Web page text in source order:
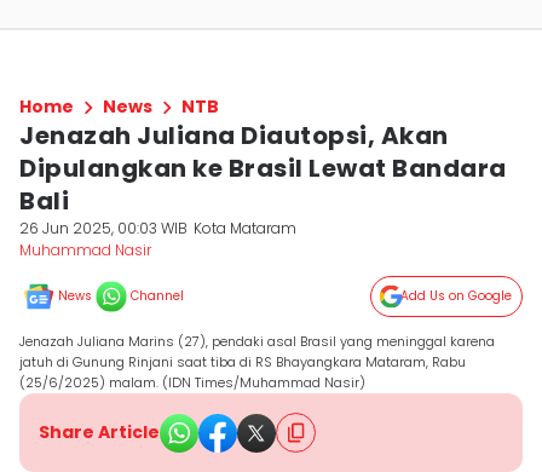
Home News NTB
Jenazah Juliana Diautopsi, Akan
Dipulangkan ke Brasil Lewat Bandara
Bali
26 Jun 2025, 00:03 WIB Kota Mataram
Muhammad Nasir
News Channel Add Us on Google
Jenazah Juliana Marins (27), pendaki asal Brasil yang meninggal karena
jatuh di Gunung Rinjani saat tiba di RS Bhayangkara Mataram, Rabu
(25/6/2025) malam. (IDN Times/Muhammad Nasir)
Share Article